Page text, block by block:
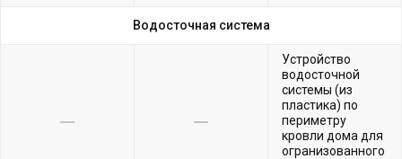
Водосточная система
Устройство
водосточной
системы (из
пластика) по
периметру
кровли дома для
огранизованного